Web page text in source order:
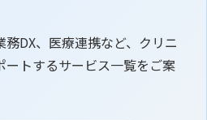
DX、医療連携など、クリニ
ートするサービス一覧をご案